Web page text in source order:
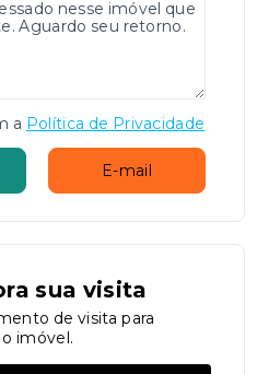
a Política de Privacidade
E-mail
sua visita
de visita para
imóvel.